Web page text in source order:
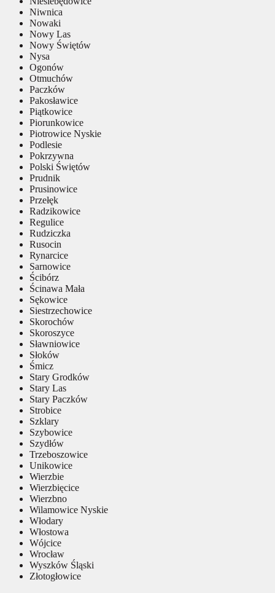
Niwnica
Nowaki
Nowy Las
Nowy Świętów
Nysa
Ogonów
Otmuchów
Paczków
Pakosławice
Piątkowice
Piorunkowice
Piotrowice Nyskie
Podlesie
Pokrzywna
Polski Świętów
Prudnik
Prusinowice
Przełęk
Radzikowice
Regulice
Rudziczka
Rusocin
Rynarcice
Sarnowice
Ścibórz
Ścinawa Mała
Sękowice
Siestrzechowice
Skorochów
Skoroszyce
Sławniowice
Słoków
Śmicz
Stary Grodków
Stary Las
Stary Paczków
Strobice
Szklary
Szybowice
Szydłów
Trzeboszowice
Unikowice
Wierzbie
Wierzbięcice
Wierzbno
Wilamowice Nyskie
Włodary
Włostowa
Wójcice
Wrocław
Wyszków Śląski
Złotogłowice